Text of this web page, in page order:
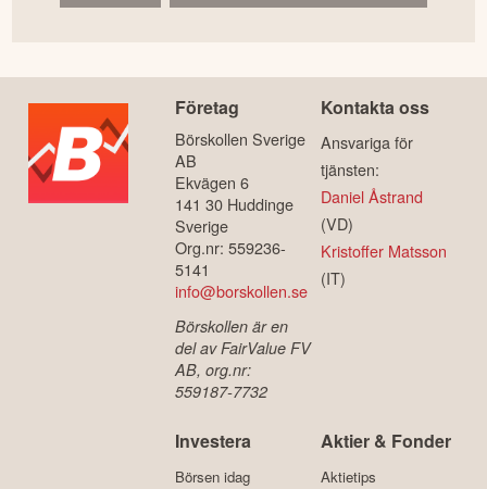
Företag
Börskollen Sverige
AB
Ekvägen 6
141 30 Huddinge
Sverige
Org.nr: 559236-
5141
info@borskollen.se
Börskollen är en
del av FairValue FV
AB, org.nr:
559187-7732
Kontakta oss
Ansvariga för
tjänsten:
Daniel Åstrand
(VD)
Kristoffer Matsson
(IT)
Investera
Börsen idag
Aktier & Fonder
Aktietips